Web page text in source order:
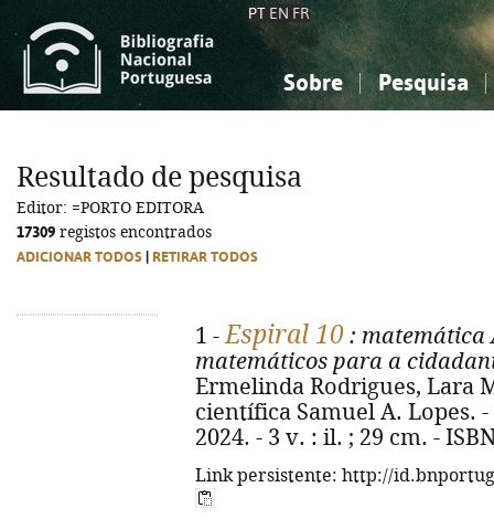
PT EN FR
Sobre Pesquisa
Ciências sociais...
Ciências sociais...
Resultado de pesquisa
Editor: =PORTO EDITORA
17309 registos encontrados
ADICIONAR TODOS RETIRAR TODOS
1 -Espiral 10 : matemática
matemáticos para a
Ermelinda Rodrigues, Lara
científica Samuel A. Lopes.
2024. - 3 v. : il. ; 29 cm. -
Link persistente: http://